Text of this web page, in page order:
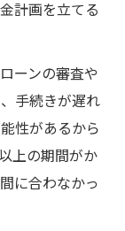
計画を立てる
ーンの審査や
手続きが遅れ
性があるから
上の期間がか
に合わなかっ